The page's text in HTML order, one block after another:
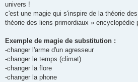
univers !
c'est une magie qui s'inspire de la théorie
théorie des liens primordiaux » encyclopédie
Exemple de magie de substitution :
-changer l'arme d'un agresseur
-changer le temps (climat)
-changer la flore
-changer la phone